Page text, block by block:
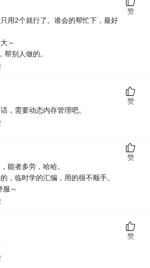
用2个就行了。谁会的帮忙下，最好
～
帮别人做的。
赞
，需要动态内存管理吧。
赞
能者多劳，哈哈。
，临时学的汇编，用的很不顺手。
服～
赞
赞